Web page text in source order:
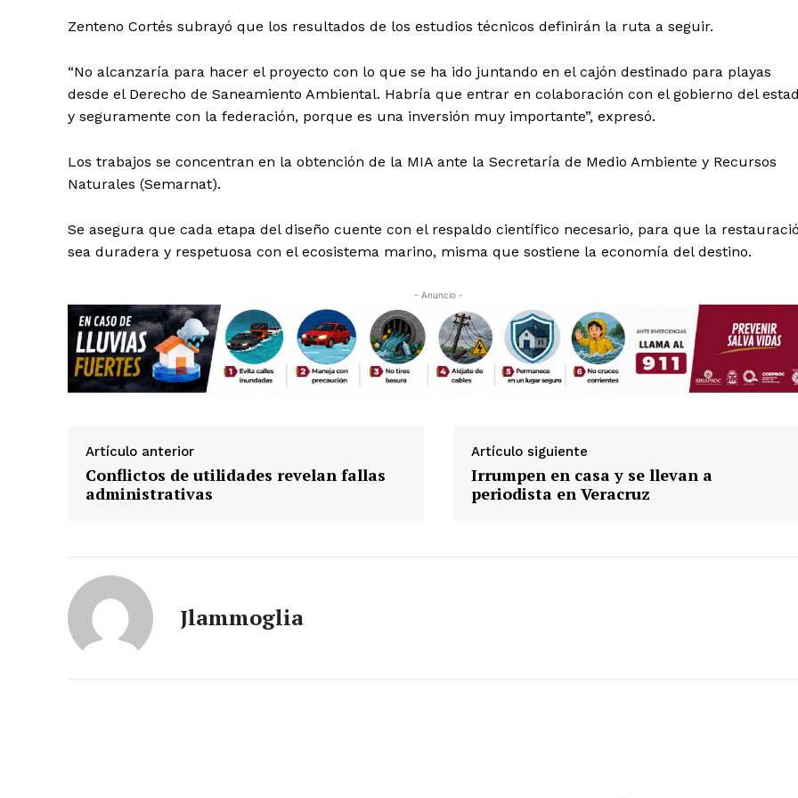
Zenteno Cortés subrayó que los resultados de los estudios técnicos definirán la ruta a seguir.
“No alcanzaría para hacer el proyecto con lo que se ha ido juntando en el cajón destinado para playas
desde el Derecho de Saneamiento Ambiental. Habría que entrar en colaboración con el gobierno del
y seguramente con la federación, porque es una inversión muy importante”, expresó.
Los trabajos se concentran en la obtención de la MIA ante la Secretaría de Medio Ambiente y Recursos
Naturales (Semarnat).
Se asegura que cada etapa del diseño cuente con el respaldo científico necesario, para que la
sea duradera y respetuosa con el ecosistema marino, misma que sostiene la economía del destino.
- Anuncio -
Artículo anterior
Conflictos de utilidades revelan fallas
administrativas
Artículo siguiente
Irrumpen en casa y se llevan a
periodista en Veracruz
Jlammoglia